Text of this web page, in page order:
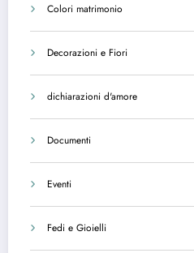
Colori matrimonio
Decorazioni e Fiori
dichiarazioni d'amore
Documenti
Eventi
Fedi e Gioielli